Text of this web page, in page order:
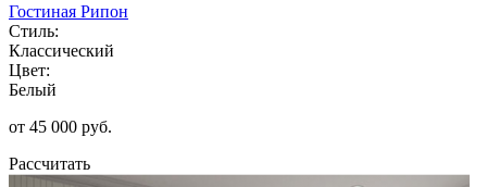
Гостиная Рипон
Стиль:
Классический
Цвет:
Белый
от 45 000 руб.
Рассчитать